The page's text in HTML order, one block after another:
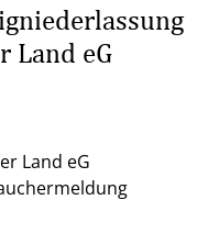
Land eG
Land eG